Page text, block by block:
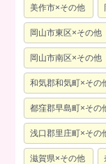
美作市×その他
岡山市東区×その他
岡山市南区×その他
和気郡和気町×その
都窪郡早島町×その
浅口郡里庄町×その
滋賀県×その他